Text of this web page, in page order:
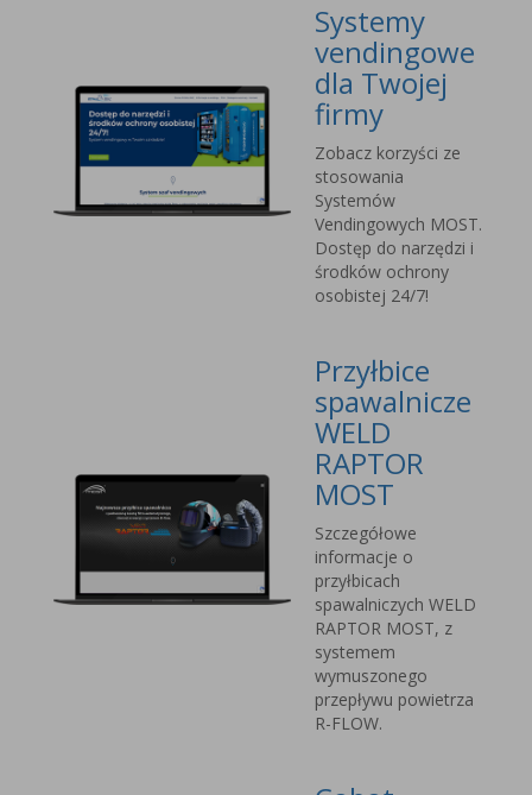
Systemy
vendingowe
dla Twojej
firmy
Zobacz korzyści ze
stosowania
Systemów
Vendingowych MOST.
Dostęp do narzędzi i
środków ochrony
osobistej 24/7!
Przyłbice
spawalnicze
WELD
RAPTOR
MOST
Szczegółowe
informacje o
przyłbicach
spawalniczych WELD
RAPTOR MOST, z
systemem
wymuszonego
przepływu powietrza
R-FLOW.